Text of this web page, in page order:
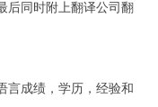
后同时附上翻译公司翻
成绩，学历，经验和